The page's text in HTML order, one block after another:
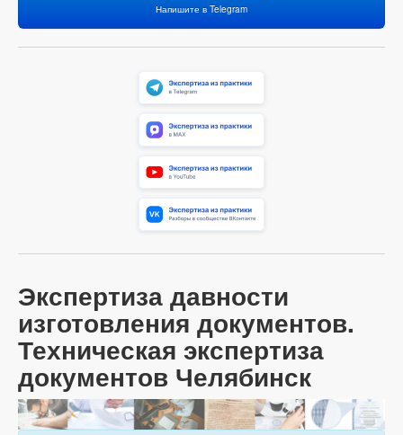
Напишите в Telegram
Экспертиза давности
изготовления документов.
Техническая экспертиза
документов Челябинск